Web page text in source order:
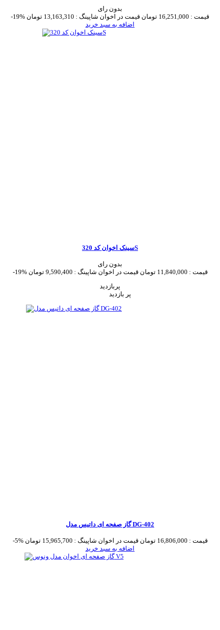
بدون رای
-19%
قیمت : 16,251,000 تومان قیمت در اخوان شاپینگ : 13,163,310 تومان
اضافه به سبد خرید
سینک اخوان کد 320S
بدون رای
-19%
قیمت : 11,840,000 تومان قیمت در اخوان شاپینگ : 9,590,400 تومان
پربازدید
پر بازدید
گاز صفحه ای داتیس مدل DG-402
-5% قیمت : 16,806,000 تومان قیمت در اخوان شاپینگ : 15,965,700 تومان
اضافه به سبد خرید